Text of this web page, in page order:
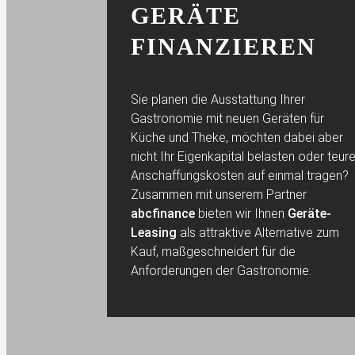
GERÄTE
FINANZIEREN
Sie planen die Ausstattung Ihrer
Gastronomie mit neuen Geräten für
Küche und Theke, möchten dabei aber
nicht Ihr Eigenkapital belasten oder teure
Anschaffungskosten auf einmal tragen?
Zusammen mit unserem Partner
abcfinancebieten wir Ihnen Geräte-
Leasing als attraktive Alternative zum
Kauf, maßgeschneidert für die
Anforderungen der Gastronomie.